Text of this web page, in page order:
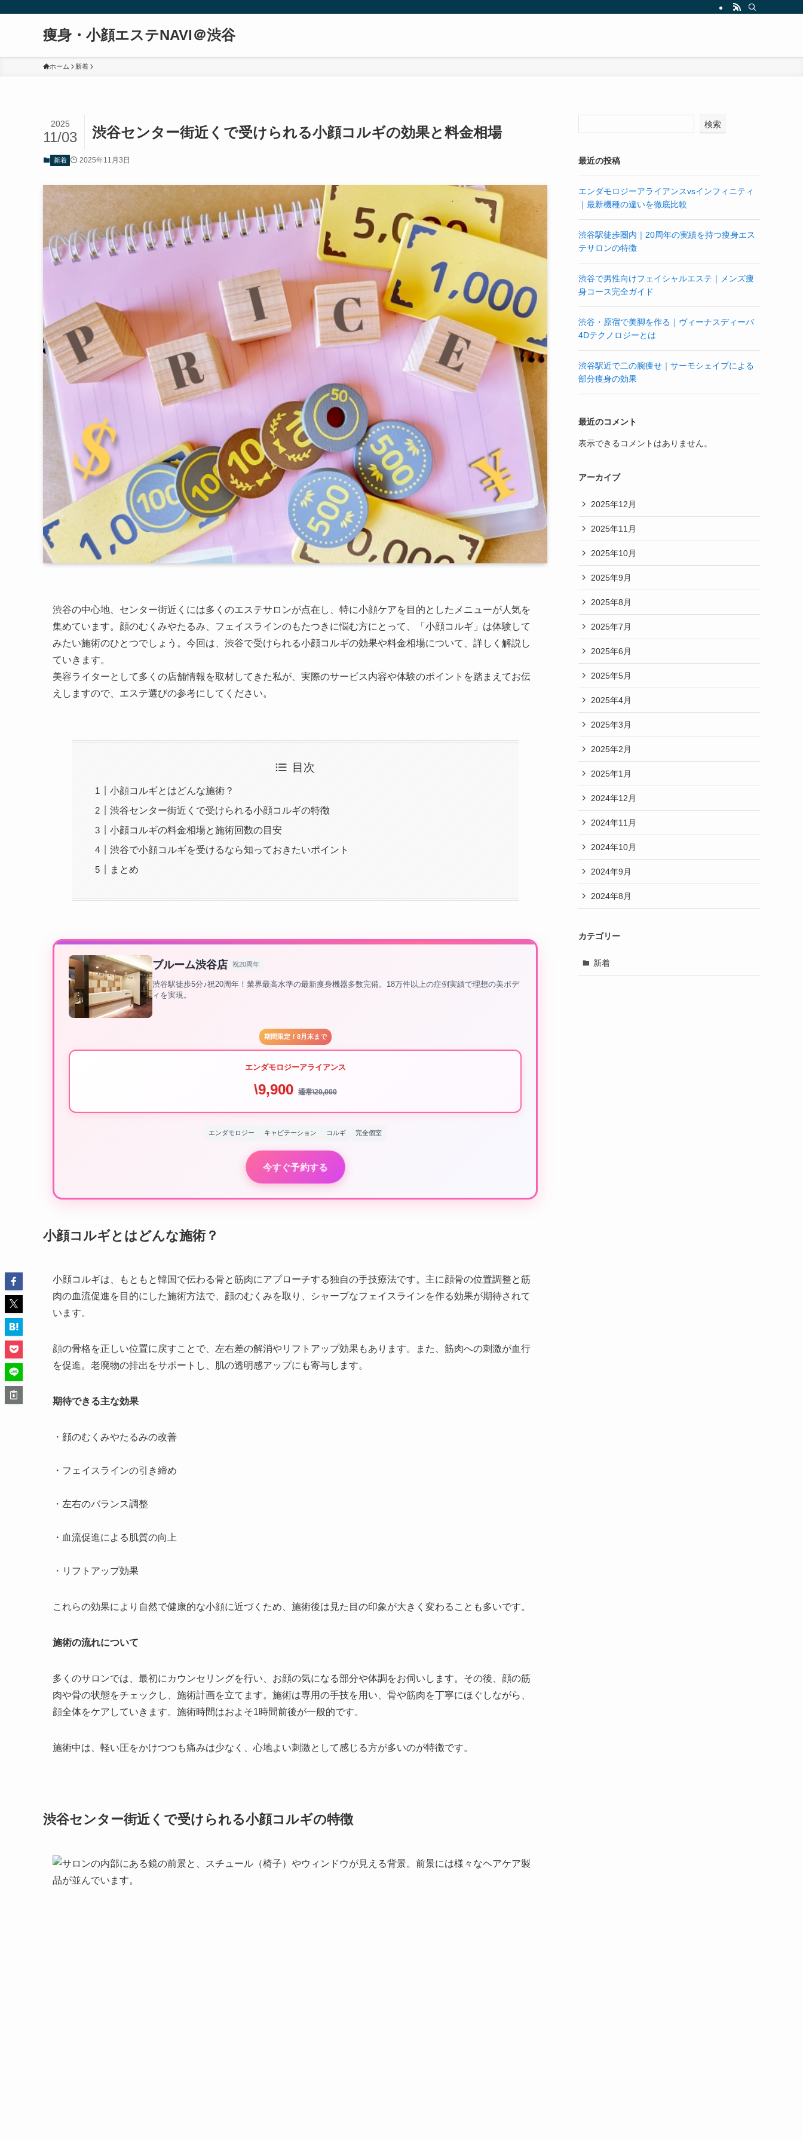
痩身・小顔エステNAVI＠渋谷
ホーム 新着
渋谷センター街近くで受けられる小顔コルギの効果と料金相場
2025
11/03
新着 2025年11月3日
渋谷の中心地、センター街近くには多くのエステサロンが点在し、特に小顔ケアを目的としたメニューが人気を
集めています。顔のむくみやたるみ、フェイスラインのもたつきに悩む方にとって、「小顔コルギ」は体験して
みたい施術のひとつでしょう。今回は、渋谷で受けられる小顔コルギの効果や料金相場について、詳しく解説し
ていきます。
美容ライターとして多くの店舗情報を取材してきた私が、実際のサービス内容や体験のポイントを踏まえてお伝
えしますので、エステ選びの参考にしてください。
目次
小顔コルギとはどんな施術？
渋谷センター街近くで受けられる小顔コルギの特徴
小顔コルギの料金相場と施術回数の目安
渋谷で小顔コルギを受けるなら知っておきたいポイント
まとめ
ブルーム渋谷店 祝20周年
渋谷駅徒歩5分♪祝20周年！業界最高水準の最新痩身機器多数完備。18万件以上の症例実績で理想の美ボデ
ィを実現。
期間限定！8月末まで
エンダモロジーアライアンス
\9,900 通常\20,000
エンダモロジー キャビテーション コルギ 完全個室
今すぐ予約する
小顔コルギとはどんな施術？
小顔コルギは、もともと韓国で伝わる骨と筋肉にアプローチする独自の手技療法です。主に顔骨の位置調整と筋
肉の血流促進を目的にした施術方法で、顔のむくみを取り、シャープなフェイスラインを作る効果が期待されて
います。
顔の骨格を正しい位置に戻すことで、左右差の解消やリフトアップ効果もあります。また、筋肉への刺激が血行
を促進。老廃物の排出をサポートし、肌の透明感アップにも寄与します。
期待できる主な効果
・顔のむくみやたるみの改善
・フェイスラインの引き締め
・左右のバランス調整
・血流促進による肌質の向上
・リフトアップ効果
これらの効果により自然で健康的な小顔に近づくため、施術後は見た目の印象が大きく変わることも多いです。
施術の流れについて
多くのサロンでは、最初にカウンセリングを行い、お顔の気になる部分や体調をお伺いします。その後、顔の筋
肉や骨の状態をチェックし、施術計画を立てます。施術は専用の手技を用い、骨や筋肉を丁寧にほぐしながら、
顔全体をケアしていきます。施術時間はおよそ1時間前後が一般的です。
施術中は、軽い圧をかけつつも痛みは少なく、心地よい刺激として感じる方が多いのが特徴です。
渋谷センター街近くで受けられる小顔コルギの特徴
検索
最近の投稿
エンダモロジーアライアンスvsインフィニティ
｜最新機種の違いを徹底比較
渋谷駅徒歩圏内｜20周年の実績を持つ痩身エス
テサロンの特徴
渋谷で男性向けフェイシャルエステ｜メンズ痩
身コース完全ガイド
渋谷・原宿で美脚を作る｜ヴィーナスディーバ
4Dテクノロジーとは
渋谷駅近で二の腕痩せ｜サーモシェイプによる
部分痩身の効果
最近のコメント
表示できるコメントはありません。
アーカイブ
2025年12月
2025年11月
2025年10月
2025年9月
2025年8月
2025年7月
2025年6月
2025年5月
2025年4月
2025年3月
2025年2月
2025年1月
2024年12月
2024年11月
2024年10月
2024年9月
2024年8月
カテゴリー
新着